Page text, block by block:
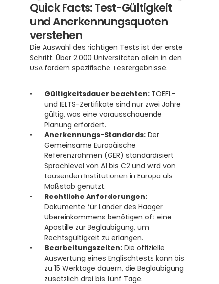
Quick Facts: Test-Gültigkeit
und Anerkennungsquoten
verstehen
Die Auswahl des richtigen Tests ist der erste
Schritt. Über 2.000 Universitäten allein in den
USA fordern spezifische Testergebnisse.
Gültigkeitsdauer beachten: TOEFL-
und IELTS-Zertifikate sind nur zwei Jahre
gültig, was eine vorausschauende
Planung erfordert.
Anerkennungs-Standards: Der
Gemeinsame Europäische
Referenzrahmen (GER) standardisiert
Sprachlevel von A1 bis C2 und wird von
tausenden Institutionen in Europa als
Maßstab genutzt.
Rechtliche Anforderungen:
Dokumente für Länder des Haager
Übereinkommens benötigen oft eine
Apostille zur Beglaubigung, um
Rechtsgültigkeit zu erlangen.
Bearbeitungszeiten: Die offizielle
Auswertung eines Englischtests kann bis
zu 15 Werktage dauern, die Beglaubigung
zusätzlich drei bis fünf Tage.